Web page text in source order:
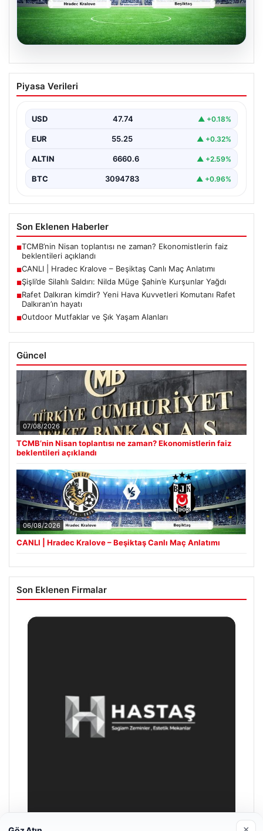
06.08.2026
CANLI | Hradec Kralove – Beşiktaş Canlı
Maç Anlatımı
Avrupa Ligi Mücadelesi”, “content”: “…
Piyasa Verileri
USD 47.74 ▲ +0.18%
EUR 55.25 ▲ +0.32%
ALTIN 6660.6 ▲ +2.59%
BTC 3094783 ▲ +0.96%
Son Eklenen Haberler
■TCMB’nin Nisan toplantısı ne zaman? Ekonomistlerin faiz
beklentileri açıklandı
■CANLI | Hradec Kralove – Beşiktaş Canlı Maç Anlatımı
■Şişli’de Silahlı Saldırı: Nilda Müge Şahin’e Kurşunlar Yağdı
■Rafet Dalkıran kimdir? Yeni Hava Kuvvetleri Komutanı Rafet
Dalkıran’ın hayatı
■Outdoor Mutfaklar ve Şık Yaşam Alanları
Güncel
07/08/2026
TCMB’nin Nisan toplantısı ne zaman? Ekonomistlerin faiz
beklentileri açıklandı
06/08/2026
CANLI | Hradec Kralove – Beşiktaş Canlı Maç Anlatımı
Son Eklenen Firmalar